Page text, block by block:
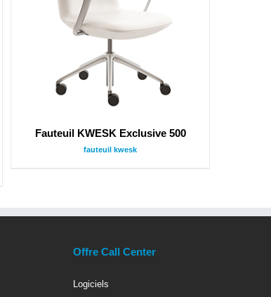
Fauteuil KWESK Exclusive 500
fauteuil kwesk
Offre Call Center
Logiciels